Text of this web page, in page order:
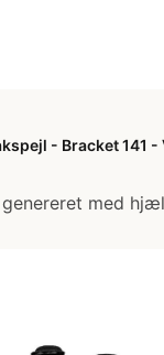
- Bracket 141 -
med